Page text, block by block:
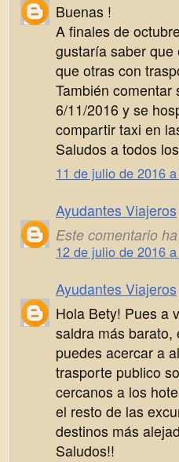
Buenas !
A finales de
gustaría saber
que otras con
También
6/11/2016 y se
compartir taxi en
Saludos a todos
11 de julio de 2016
Ayudantes Viajeros
Este comentario
12 de julio de 2016
Ayudantes Viajeros
Hola Bety! Pues a
saldra más barato,
puedes acercar a
trasporte publico
cercanos a los
el resto de las
destinos más
Saludos!!